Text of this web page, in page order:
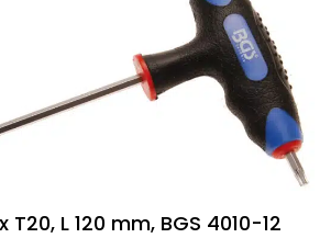
L 120 mm, BGS 4010-12